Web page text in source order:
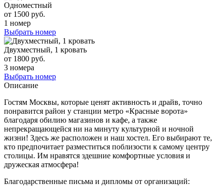
Одноместный
от 1500 руб.
1 номер
Выбрать номер
Двухместный, 1 кровать
от 1800 руб.
3 номера
Выбрать номер
Описание
Гостям Москвы, которые ценят активность и драйв, точно
понравится район у станции метро «Красные ворота»
благодаря обилию магазинов и кафе, а также
непрекращающейся ни на минуту культурной и ночной
жизни! Здесь же расположен и наш хостел. Его выбирают те,
кто предпочитает разместиться поблизости к самому центру
столицы. Им нравятся здешние комфортные условия и
дружеская атмосфера!
Благодарственные письма и дипломы от организаций: